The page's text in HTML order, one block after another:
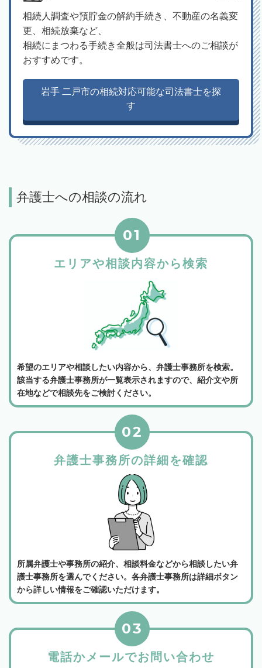
相続人調査や預貯金の解約手続き、不動産の名義変
更、相続放棄など、
相続にまつわる手続き全般は司法書士へのご相談が
おすすめです。
岩手 二戸市の相続対応可能な司法書士を探
す
弁護士への相談の流れ
エリアや相談内容から検索
01
希望のエリアや相談したい内容から、弁護士事務所を検索。
該当する弁護士事務所が一覧表示されますので、紹介文や所
在地などで相談先をご検討ください。
弁護士事務所の詳細を確認
02
所属弁護士や事務所の紹介、相談料金などから相談したい弁
護士事務所を選んでください。各弁護士事務所は詳細ボタン
から詳しい情報をご確認いただけます。
電話かメールでお問い合わせ
03